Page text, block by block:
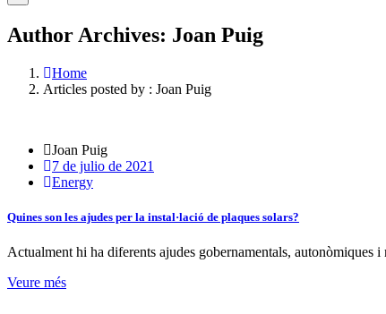
Author Archives: Joan Puig
Home
Articles posted by : Joan Puig
Joan Puig
7 de julio de 2021
Energy
Quines son les ajudes per la instal·lació de plaques solars?
Actualment hi ha diferents ajudes gobernamentals, autonòmiques
Veure més